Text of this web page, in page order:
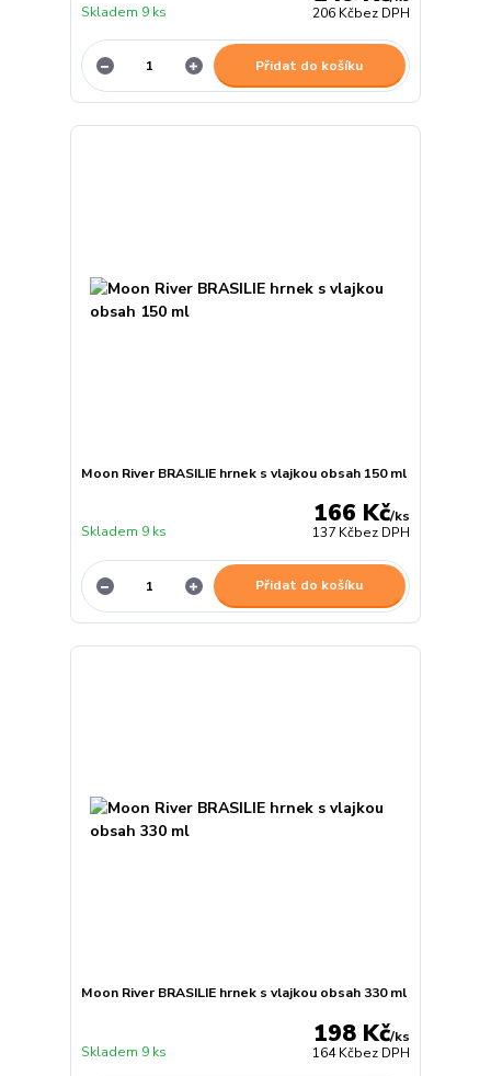
206 Kčbez DPH
Skladem 9 ks
Přidat do košíku
Moon River BRASILIE hrnek s vlajkou obsah 150 ml
166 Kč/ks
137 Kčbez DPH
Skladem 9 ks
Přidat do košíku
Moon River BRASILIE hrnek s vlajkou obsah 330 ml
198 Kč/ks
164 Kčbez DPH
Skladem 9 ks